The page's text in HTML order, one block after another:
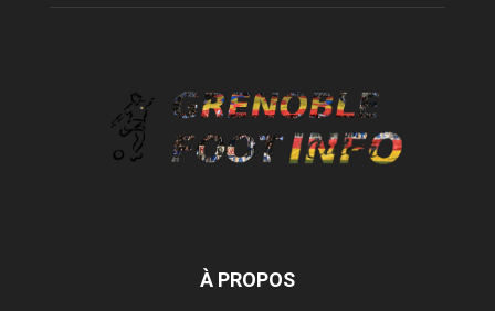
À PROPOS